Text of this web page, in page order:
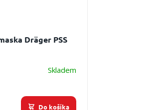
Dräger PSS
Skladem
Do košíka